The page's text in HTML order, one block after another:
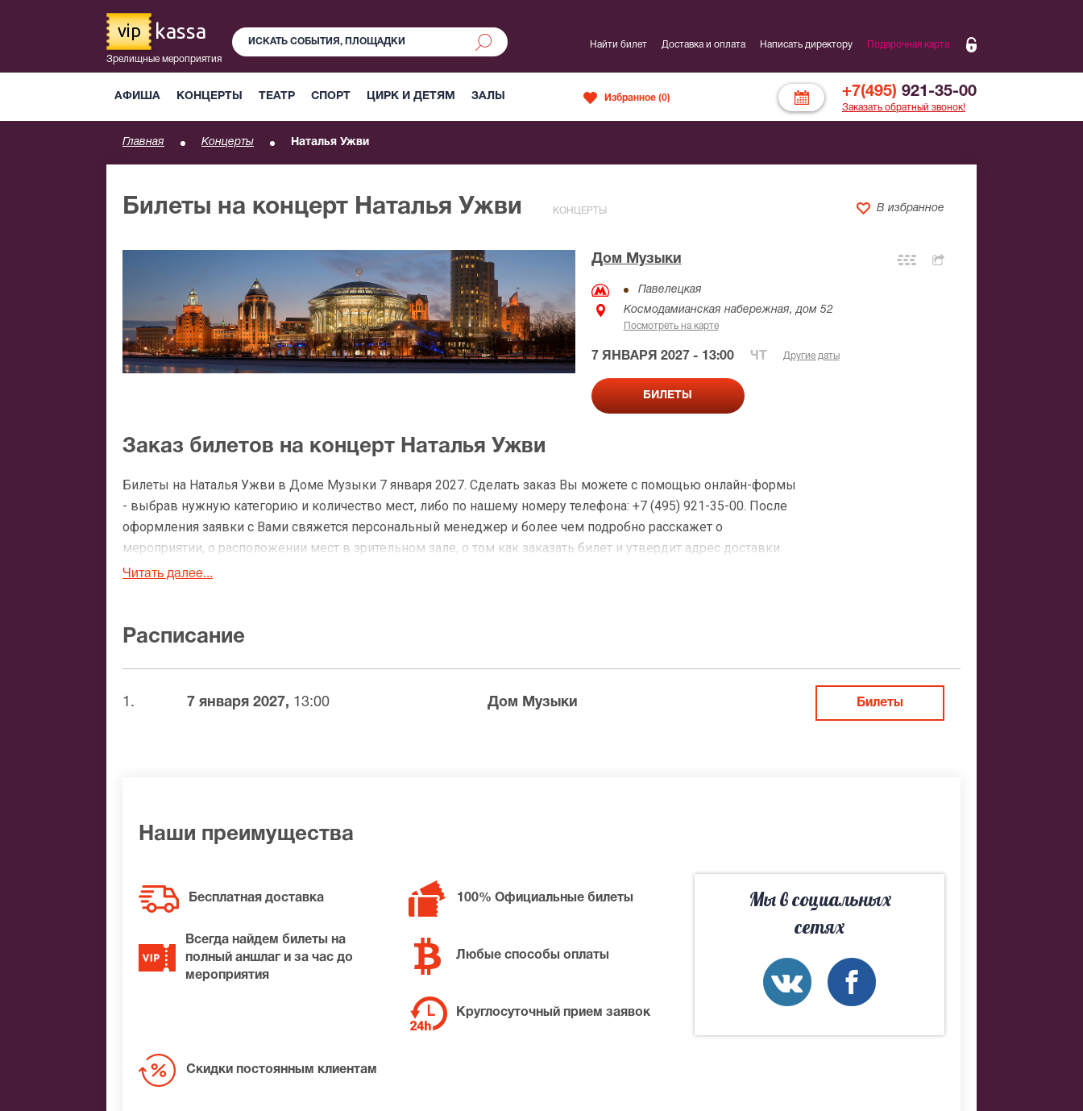
vip kassa
Зрелищные мероприятия
АФИША КОНЦЕРТЫ ТЕАТР СПОРТ ЦИРК И ДЕТЯМ ЗАЛЫ
Найти билет Доставка и оплата Написать директору Подарочная карта
+7(495) 921-35-00
Заказать обратный звонок!
Избранное (0)
Главная Концерты Наталья Ужви
Билеты на концерт Наталья Ужви КОНЦЕРТЫ В избранное
Дом Музыки
Павелецкая
Космодамианская набережная, дом 52
Посмотреть на карте
7 ЯНВАРЯ 2027 - 13:00 ЧТ Другие даты
БИЛЕТЫ
Заказ билетов на концерт Наталья Ужви
Билеты на Наталья Ужви в Доме Музыки 7 января 2027. Сделать заказ Вы можете с помощью онлайн-формы
- выбрав нужную категорию и количество мест, либо по нашему номеру телефона: +7 (495) 921-35-00. После
оформления заявки с Вами свяжется персональный менеджер и более чем подробно расскажет о
мероприятии, о расположении мест в зрительном зале, о том как заказать билет и утвердит адрес доставки.
После бронирования билетов, ожидайте доставку по Москве в течение не более 2-х часов. Бесплатная
доставка билетов осуществляется в пределах МКАД возле метро или в пешей доступности. Оплатить заказ
Вы можете с помощью:
Банковской картой
BitCoin
удалось найти нужные билеты на Наталья Ужви, позвоните нам в call-центр и мы обязательно подберем Вам
лучшие места по доступной цене.
Читать далее...
Расписание
1. 7 января 2027, 13:00 Дом Музыки Билеты
Наши преимущества
Бесплатная доставка 100% Официальные билеты
Всегда найдем билеты на
полный аншлаг и за час до
мероприятия
Любые способы оплаты
Круглосуточный прием заявок
Скидки постоянным клиентам
Мы в социальных
сетях